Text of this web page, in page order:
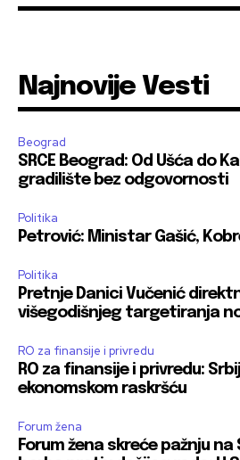
Najnovije Vesti
Beograd
SRCE Beograd: Od Ušća do
gradilište bez odgovornosti
Politika
Petrović: Ministar Gašić,
Politika
Pretnje Danici Vučenić
višegodišnjeg targetiranja
RO za finansije i privredu
RO za finansije i privredu:
ekonomskom raskršću
Forum žena
Forum žena skreće pažnju